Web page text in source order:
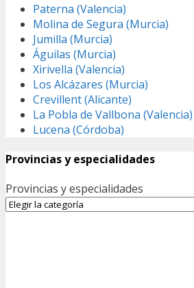
Paterna (Valencia)
Molina de Segura (Murcia)
Jumilla (Murcia)
Águilas (Murcia)
Xirivella (Valencia)
Los Alcázares (Murcia)
Crevillent (Alicante)
La Pobla de Vallbona (Valencia)
Lucena (Córdoba)
Provincias y especialidades
Provincias y especialidades